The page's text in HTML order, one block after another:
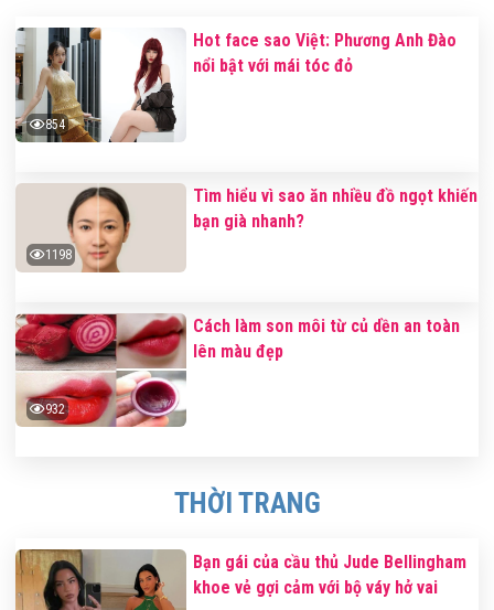
854
Hot face sao Việt: Phương Anh Đào
nổi bật với mái tóc đỏ
1198
Tìm hiểu vì sao ăn nhiều đồ ngọt khiến
bạn già nhanh?
932
Cách làm son môi từ củ dền an toàn
lên màu đẹp
THỜI TRANG
Bạn gái của cầu thủ Jude Bellingham
khoe vẻ gợi cảm với bộ váy hở vai